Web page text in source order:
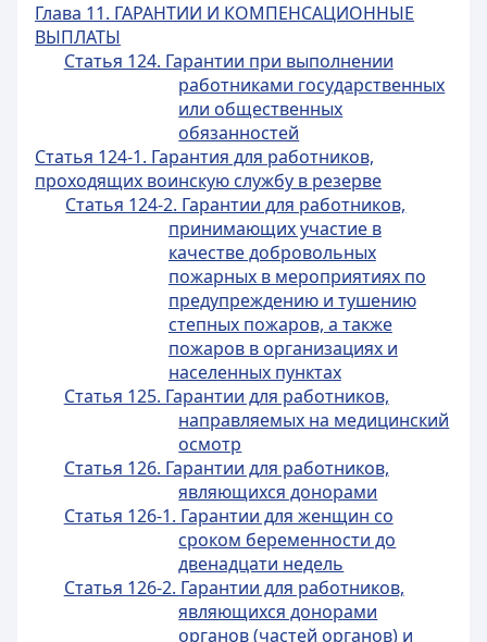
Глава 11. ГАРАНТИИ И КОМПЕНСАЦИОННЫЕ
ВЫПЛАТЫ
Статья 124. Гарантии при выполнении
работниками государственных
или общественных
обязанностей
Статья 124-1. Гарантия для работников,
проходящих воинскую службу в резерве
Статья 124-2. Гарантии для работников,
принимающих участие в
качестве добровольных
пожарных в мероприятиях по
предупреждению и тушению
степных пожаров, а также
пожаров в организациях и
населенных пунктах
Статья 125. Гарантии для работников,
направляемых на медицинский
осмотр
Статья 126. Гарантии для работников,
являющихся донорами
Статья 126-1. Гарантии для женщин со
сроком беременности до
двенадцати недель
Статья 126-2. Гарантии для работников,
являющихся донорами
органов (частей органов) и